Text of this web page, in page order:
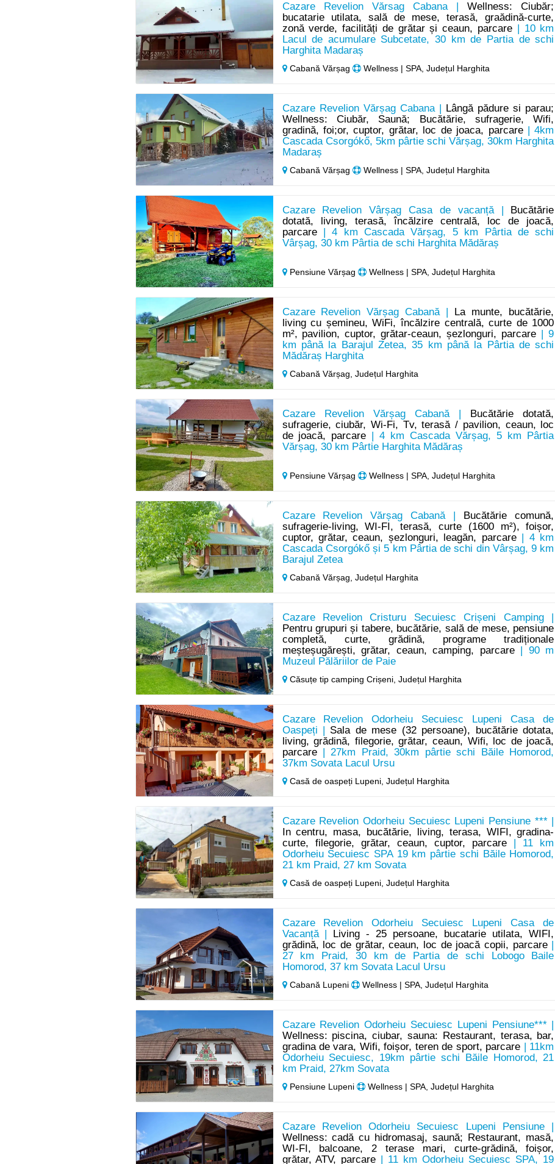
Cazare Revelion Vărsag Cabana |Wellness: Ciubăr;
bucatarie utilata, sală de mese, terasă, graădină-curte,
zonă verde, facilități de grătar și ceaun, parcare | 10 km
Lacul de acumulare Subcetate, 30 km de Partia de schi
Harghita Madaraș
Cabană Vărșag Wellness | SPA, Județul Harghita
Cazare Revelion Vărșag Cabana |
Lângă pădure si parau;
Wellness: Ciubăr, Saună; Bucătărie, sufragerie, Wifi,
gradină, foi;or, cuptor, grătar, loc de joaca, parcare| 4km
Cascada Csorgókő, 5km pârtie schi Vărșag, 30km Harghita
Madaraș
Cabană Vărșag Wellness | SPA, Județul Harghita
Cazare Revelion Vârșag Casa de vacanță |
Bucătărie
dotată, living, terasă, încălzire centrală, loc de joacă,
parcare| 4 km Cascada Vărșag, 5 km Pârtia de schi
Vârșag, 30 km Pârtia de schi Harghita Mădăraș
Pensiune Vărșag Wellness | SPA, Județul Harghita
Cazare Revelion Vărșag Cabană |
La munte, bucătărie,
living cu șemineu, WiFi, încălzire centrală, curte de 1000
m², pavilion, cuptor, grătar-ceaun, șezlonguri, parcare | 9
km până la Barajul Zetea, 35 km până la Pârtia de schi
Mădăraș Harghita
Cabană Vărșag, Județul Harghita
Cazare Revelion Vărșag Cabană |
Bucătărie dotată,
sufragerie, ciubăr, Wi-Fi, Tv, terasă / pavilion, ceaun, loc
de joacă, parcare | 4 km Cascada Vărșag, 5 km Pârtia
Vărșag, 30 km Pârtie Harghita Mădăraș
Pensiune Vărșag Wellness | SPA, Județul Harghita
Cazare Revelion Vărșag Cabană |
Bucătărie comună,
sufragerie-living, WI-FI, terasă, curte (1600 m²), foișor,
cuptor, grătar, ceaun, șezlonguri, leagăn, parcare| 4 km
Cascada Csorgókő și 5 km Pârtia de schi din Vârșag, 9 km
Barajul Zetea
Cabană Vărșag, Județul Harghita
Cazare Revelion Cristuru Secuiesc Crișeni Camping |
Pentru grupuri și tabere, bucătărie, sală de mese, pensiune
completă, curte, grădină, programe tradiționale
meșteșugărești, grătar, ceaun, camping, parcare| 90 m
Muzeul Pălăriilor de Paie
Căsuțe tip camping Crișeni, Județul Harghita
Cazare Revelion Odorheiu Secuiesc Lupeni Casa de
Oaspeți | Sala de mese (32 persoane), bucătărie dotata,
living, grădină, filegorie, grătar, ceaun, Wifi, loc de joacă,
parcare| 27km Praid, 30km pârtie schi Băile Homorod,
37km Sovata Lacul Ursu
Casă de oaspeți Lupeni, Județul Harghita
Cazare Revelion Odorheiu Secuiesc Lupeni Pensiune *** |
In centru, masa, bucătărie, living, terasa, WIFI, gradina-
curte, filegorie, grătar, ceaun, cuptor, parcare | 11 km
Odorheiu Secuiesc SPA 19 km pârtie schi Băile Homorod,
21 km Praid, 27 km Sovata
Casă de oaspeți Lupeni, Județul Harghita
Cazare Revelion Odorheiu Secuiesc Lupeni Casa de
Vacanță |
Living - 25 persoane, bucatarie utilata, WIFI,
grădină, loc de grătar, ceaun, loc de joacă copii, parcare|
27 km Praid, 30 km de Partia de schi Lobogo Baile
Homorod, 37 km Sovata Lacul Ursu
Cabană Lupeni Wellness | SPA, Județul Harghita
Cazare Revelion Odorheiu Secuiesc Lupeni Pensiune*** |
Wellness: piscina, ciubar, sauna: Restaurant, terasa, bar,
gradina de vara, Wifi, foișor, teren de sport, parcare | 11km
Odorheiu Secuiesc, 19km pârtie schi Băile Homorod, 21
km Praid, 27km Sovata
Pensiune Lupeni Wellness | SPA, Județul Harghita
Cazare Revelion Odorheiu Secuiesc Lupeni Pensiune |
Wellness: cadă cu hidromasaj, saună; Restaurant, masă,
WI-FI, balcoane, 2 terase mari, curte-grădină, foișor,
grătar, ATV, parcare | 11 km Odorheiu Secuiesc SPA, 19